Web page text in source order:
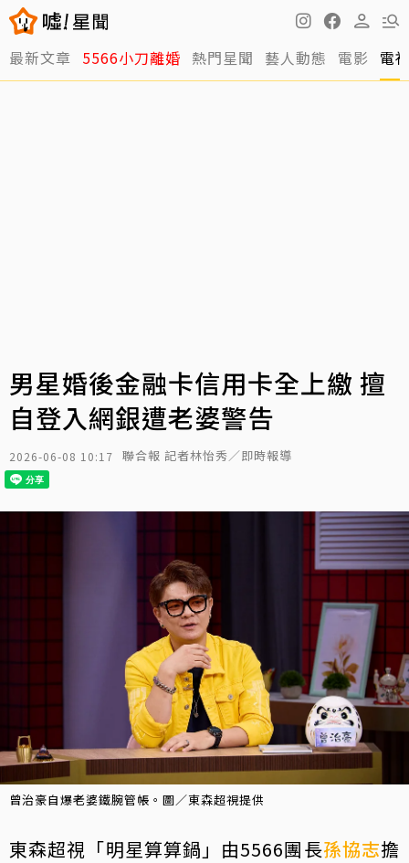
最新文章 5566小刀離婚 熱門星聞 藝人動態 電影 電
男星婚後金融卡信用卡全上繳 擅
自登入網銀遭老婆警告
2026-06-08 10:17 聯合報 記者林怡秀／即時報導
曾治豪自爆老婆鐵腕管帳。圖／東森超視提供
東森超視「明星算算鍋」由5566團長孫協志擔